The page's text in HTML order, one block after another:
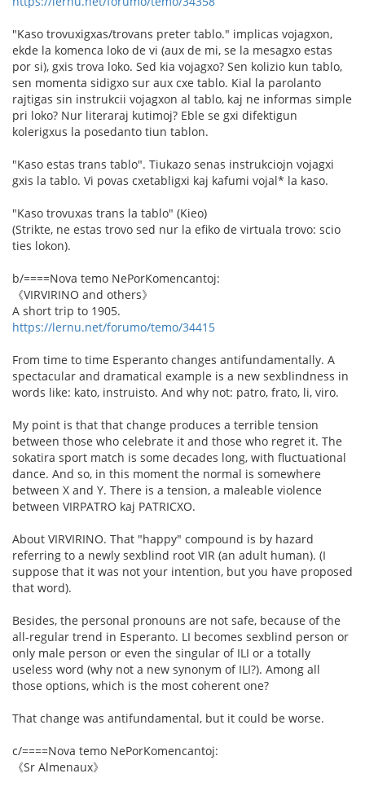
"Kaso trovuxigxas/trovans preter tablo." implicas vojagxon,
ekde la komenca loko de vi (aux de mi, se la mesagxo estas
por si), gxis trova loko. Sed kia vojagxo? Sen kolizio kun tablo,
sen momenta sidigxo sur aux cxe tablo. Kial la parolanto
rajtigas sin instrukcii vojagxon al tablo, kaj ne informas simple
pri loko? Nur literaraj kutimoj? Eble se gxi difektigun
kolerigxus la posedanto tiun tablon.
"Kaso estas trans tablo". Tiukazo senas instrukciojn vojagxi
gxis la tablo. Vi povas cxetabligxi kaj kafumi vojal* la kaso.
"Kaso trovuxas trans la tablo" (Kieo)
(Strikte, ne estas trovo sed nur la efiko de virtuala trovo: scio
ties lokon).
b/====Nova temo NePorKomencantoj:
《VIRVIRINO and others》
A short trip to 1905.
https://lernu.net/forumo/temo/34415
From time to time Esperanto changes antifundamentally. A
spectacular and dramatical example is a new sexblindness in
words like: kato, instruisto. And why not: patro, frato, li, viro.
My point is that that change produces a terrible tension
between those who celebrate it and those who regret it. The
sokatira sport match is some decades long, with fluctuational
dance. And so, in this moment the normal is somewhere
between X and Y. There is a tension, a maleable violence
between VIRPATRO kaj PATRICXO.
About VIRVIRINO. That "happy" compound is by hazard
referring to a newly sexblind root VIR (an adult human). (I
suppose that it was not your intention, but you have proposed
that word).
Besides, the personal pronouns are not safe, because of the
all-regular trend in Esperanto. LI becomes sexblind person or
only male person or even the singular of ILI or a totally
useless word (why not a new synonym of ILI?). Among all
those options, which is the most coherent one?
That change was antifundamental, but it could be worse.
c/====Nova temo NePorKomencantoj:
《Sr Almenaux》